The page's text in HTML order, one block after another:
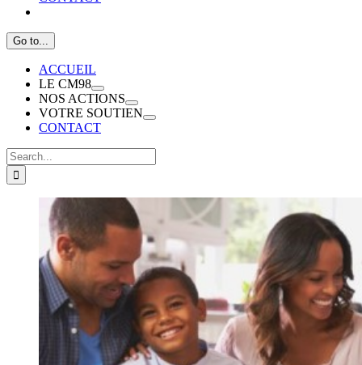
Go to...
ACCUEIL
LE CM98
NOS ACTIONS
VOTRE SOUTIEN
CONTACT
Search
for:
View
Larger
Image